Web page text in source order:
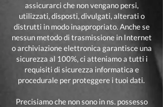
assicurarci che non vengano persi,
utilizzati, disposti, divulgati, alterati o
distrutti in modo inappropriato. Anche se
nessun metodo di trasmissione in Internet
o archiviazione elettronica garantisce una
sicurezza al 100%, ci atteniamo a tutti i
requisiti di sicurezza informatica e
procedurale per proteggere i tuoi dati.
Precisiamo che non sono in ns. possesso